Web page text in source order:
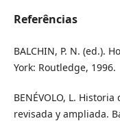
Referências
BALCHIN, P. N. (ed.).
York: Routledge, 1996.
BENÉVOLO, L.
revisada y ampliada.